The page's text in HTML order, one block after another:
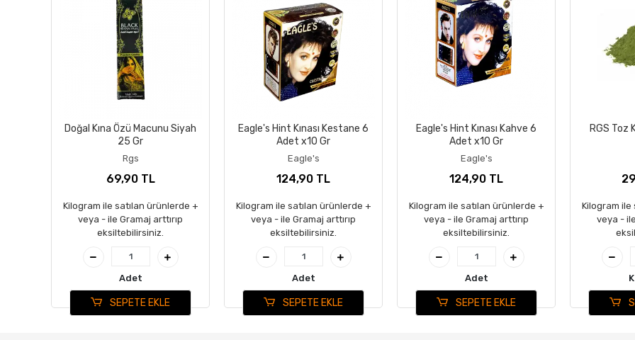
Doğal Kına Özü Macunu Siyah
25 Gr
Rgs
69,90 TL
Kilogram ile satılan ürünlerde +
veya - ile Gramaj arttırıp
eksiltebilirsiniz.
Adet
SEPETE EKLE
Eagle's Hint Kınası Kestane 6
Adet x10 Gr
Eagle's
124,90 TL
Kilogram ile satılan ürünlerde +
veya - ile Gramaj arttırıp
eksiltebilirsiniz.
Adet
SEPETE EKLE
Eagle's Hint Kınası Kahve 6
Adet x10 Gr
Eagle's
124,90 TL
Kilogram ile satılan ürünlerde +
veya - ile Gramaj arttırıp
eksiltebilirsiniz.
Adet
SEPETE EKLE
RGS Toz
Kilogram ile
veya -